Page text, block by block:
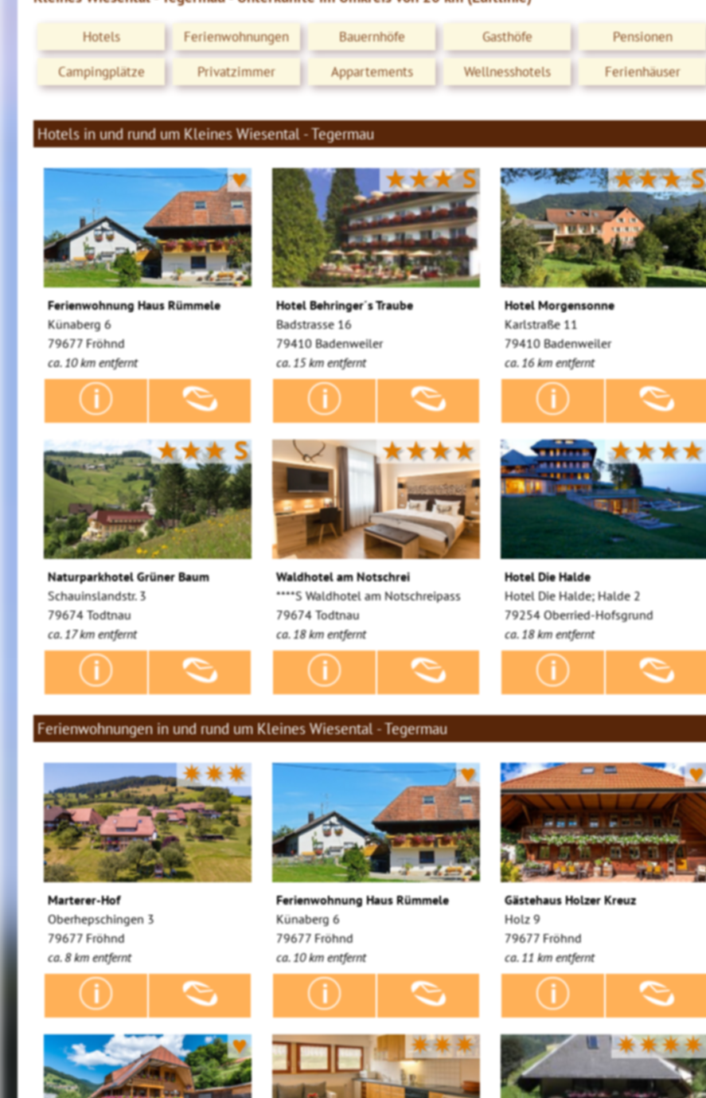
Hotels Ferienwohnungen Bauernhöfe Gasthöfe
Pensionen
Campingplätze
Privatzimmer Appartements Wellnesshotels Ferienhäuser
Hotels in und rund um Kleines Wiesental - Tegermau
♥
Ferienwohnung Haus Rümmele
Künaberg 6
79677 Fröhnd
ca. 10 km entfernt
★★★S
Hotel Behringer´s Traube
Badstrasse 16
79410 Badenweiler
ca. 15 km entfernt
★★★S
Hotel Morgensonne
Karlstraße 11
79410 Badenweiler
ca. 16 km entfernt
★★★S
Naturparkhotel Grüner Baum
Schauinslandstr. 3
79674 Todtnau
ca. 17 km entfernt
★★★★
Waldhotel am Notschrei
****S Waldhotel am Notschreipass
79674 Todtnau
ca. 18 km entfernt
★★★★
Hotel Die Halde
Hotel Die Halde; Halde 2
79254 Oberried-Hofsgrund
ca. 18 km entfernt
Ferienwohnungen in und rund um Kleines Wiesental - Tegermau
✷✷✷
Marterer-Hof
Oberhepschingen 3
79677 Fröhnd
ca. 8 km entfernt
♥
Ferienwohnung Haus Rümmele
Künaberg 6
79677 Fröhnd
ca. 10 km entfernt
♥
Gästehaus Holzer Kreuz
Holz 9
79677 Fröhnd
ca. 11 km entfernt
♥ ✷✷✷ ✷✷✷✷